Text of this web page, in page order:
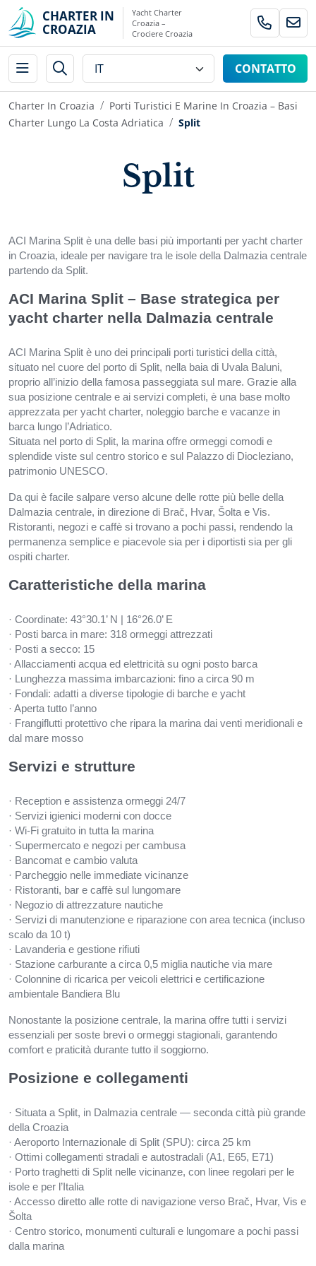
CHARTER IN
CROAZIA
Yacht Charter
Croazia –
Crociere Croazia
CONTATTO
Charter In Croazia
Porti Turistici E Marine In Croazia – Basi
Charter Lungo La Costa Adriatica
Split
Split
ACI Marina Split è una delle basi più importanti per yacht charter
in Croazia, ideale per navigare tra le isole della Dalmazia centrale
partendo da Split.
ACI Marina Split – Base strategica per
yacht charter nella Dalmazia centrale
ACI Marina Split è uno dei principali porti turistici della città,
situato nel cuore del porto di Split, nella baia di Uvala Baluni,
proprio all’inizio della famosa passeggiata sul mare. Grazie alla
sua posizione centrale e ai servizi completi, è una base molto
apprezzata per yacht charter, noleggio barche e vacanze in
barca lungo l’Adriatico.
Situata nel porto di Split, la marina offre ormeggi comodi e
splendide viste sul centro storico e sul Palazzo di Diocleziano,
patrimonio UNESCO.
Da qui è facile salpare verso alcune delle rotte più belle della
Dalmazia centrale, in direzione di Brač, Hvar, Šolta e Vis.
Ristoranti, negozi e caffè si trovano a pochi passi, rendendo la
permanenza semplice e piacevole sia per i diportisti sia per gli
ospiti charter.
Caratteristiche della marina
· Coordinate: 43°30.1’ N | 16°26.0’ E
· Posti barca in mare: 318 ormeggi attrezzati
· Posti a secco: 15
· Allacciamenti acqua ed elettricità su ogni posto barca
· Lunghezza massima imbarcazioni: fino a circa 90 m
· Fondali: adatti a diverse tipologie di barche e yacht
· Aperta tutto l’anno
· Frangiflutti protettivo che ripara la marina dai venti meridionali e
dal mare mosso
Servizi e strutture
· Reception e assistenza ormeggi 24/7
· Servizi igienici moderni con docce
· Wi-Fi gratuito in tutta la marina
· Supermercato e negozi per cambusa
· Bancomat e cambio valuta
· Parcheggio nelle immediate vicinanze
· Ristoranti, bar e caffè sul lungomare
· Negozio di attrezzature nautiche
· Servizi di manutenzione e riparazione con area tecnica (incluso
scalo da 10 t)
· Lavanderia e gestione rifiuti
· Stazione carburante a circa 0,5 miglia nautiche via mare
· Colonnine di ricarica per veicoli elettrici e certificazione
ambientale Bandiera Blu
Nonostante la posizione centrale, la marina offre tutti i servizi
essenziali per soste brevi o ormeggi stagionali, garantendo
comfort e praticità durante tutto il soggiorno.
Posizione e collegamenti
· Situata a Split, in Dalmazia centrale — seconda città più grande
della Croazia
· Aeroporto Internazionale di Split (SPU): circa 25 km
· Ottimi collegamenti stradali e autostradali (A1, E65, E71)
· Porto traghetti di Split nelle vicinanze, con linee regolari per le
isole e per l’Italia
· Accesso diretto alle rotte di navigazione verso Brač, Hvar, Vis e
Šolta
· Centro storico, monumenti culturali e lungomare a pochi passi
dalla marina